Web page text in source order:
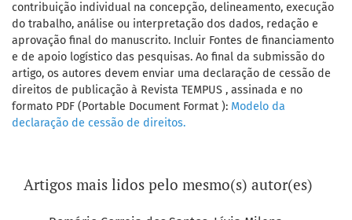
contribuição individual na concepção, delineamento, execução
do trabalho, análise ou interpretação dos dados, redação e
aprovação final do manuscrito. Incluir Fontes de financiamento
e de apoio logístico das pesquisas. Ao final da submissão do
artigo, os autores devem enviar uma declaração de cessão de
direitos de publicação à Revista TEMPUS , assinada e no
formato PDF (Portable Document Format ): Modelo da
declaração de cessão de direitos.
Artigos mais lidos pelo mesmo(s) autor(es)